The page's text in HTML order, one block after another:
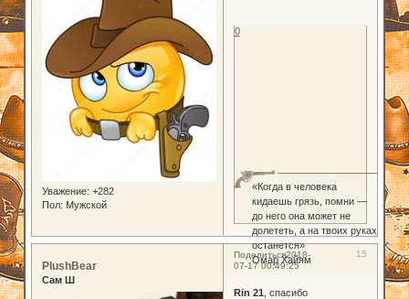
Уважение: +282
Пол: Мужской
«Когда в человека
кидаешь грязь, помни —
до него она может не
долететь, а на твоих руках
останется»
Омар Хайям
0
Поделиться 15
2018-
07-17 00:49:25
PlushBear
Сам Ш
Rin 21 , спасибо